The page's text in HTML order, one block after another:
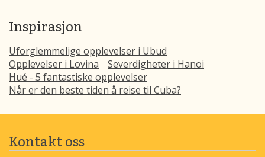
Inspirasjon
Uforglemmelige opplevelser i Ubud
Opplevelser i Lovina
Severdigheter i Hanoi
Hué - 5 fantastiske opplevelser
Når er den beste tiden å reise til Cuba?
Kontakt oss